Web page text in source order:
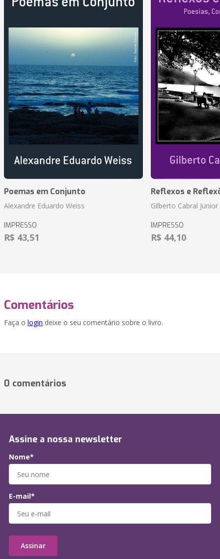
Poemas em Conjunto
Alexandre Eduardo Weiss
IMPRESSO
R$ 43,51
Reflexos e
Gilberto Cabral Junior
IMPRESSO
R$ 44,10
Comentários
Faça o login deixe o seu comentário sobre o livro.
0 comentários
Assine a nossa newsletter
Nome*
E-mail*
Assinar